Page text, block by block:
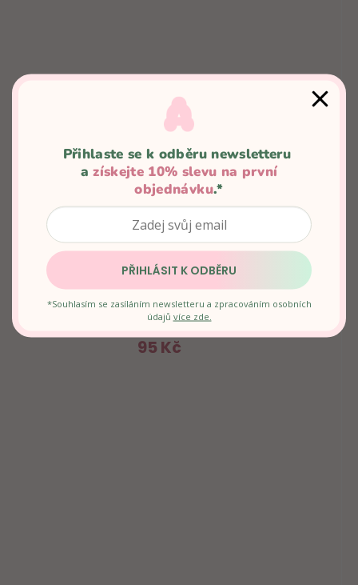
Skladem
95 Kč
Přihlaste se k odběru newsletteru
a získejte 10% slevu na první
objednávku.*
PŘIHLÁSIT K ODBĚRU
*Souhlasím se zasíláním newsletteru a zpracováním osobních
údajů více zde.